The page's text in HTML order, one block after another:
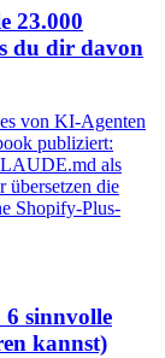
23.000
du dir davon
von KI-Agenten
publiziert:
als
übersetzen die
Shopify-Plus-
sinnvolle
kannst)